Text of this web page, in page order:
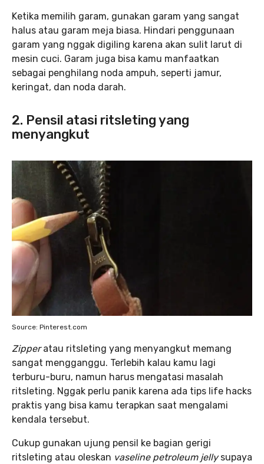
Ketika memilih garam, gunakan garam yang sangat
halus atau garam meja biasa. Hindari penggunaan
garam yang nggak digiling karena akan sulit larut di
mesin cuci. Garam juga bisa kamu manfaatkan
sebagai penghilang noda ampuh, seperti jamur,
keringat, dan noda darah.
2. Pensil atasi ritsleting yang
menyangkut
Source: Pinterest.com
Zipperatau ritsleting yang menyangkut memang
sangat mengganggu. Terlebih kalau kamu lagi
terburu-buru, namun harus mengatasi masalah
ritsleting. Nggak perlu panik karena ada tips life hacks
praktis yang bisa kamu terapkan saat mengalami
kendala tersebut.
Cukup gunakan ujung pensil ke bagian gerigi
ritsleting atau oleskan vaseline petroleum jellysupaya